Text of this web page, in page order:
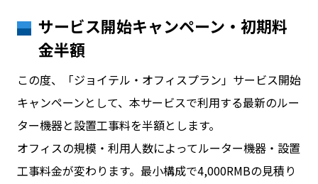
サービス開始キャンペーン・初期料
金半額
この度、「ジョイテル・オフィスプラン」サービス開始
キャンペーンとして、本サービスで利用する最新のルー
ター機器と設置工事料を半額とします。
オフィスの規模・利用人数によってルーター機器・設置
工事料金が変わります。最小構成で4,000RMBの見積り